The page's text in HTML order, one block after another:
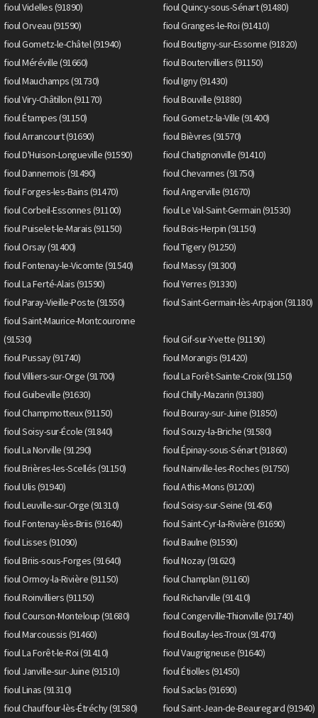
fioul Videlles (91890)
fioul Quincy-sous-Sénart (91480)
fioul Orveau (91590)
fioul Granges-le-Roi (91410)
fioul Gometz-le-Châtel (91940)
fioul Boutigny-sur-Essonne (91820)
fioul Méréville (91660)
fioul Boutervilliers (91150)
fioul Mauchamps (91730)
fioul Igny (91430)
fioul Viry-Châtillon (91170)
fioul Bouville (91880)
fioul Étampes (91150)
fioul Gometz-la-Ville (91400)
fioul Arrancourt (91690)
fioul Bièvres (91570)
fioul D'Huison-Longueville (91590)
fioul Chatignonville (91410)
fioul Dannemois (91490)
fioul Chevannes (91750)
fioul Forges-les-Bains (91470)
fioul Angerville (91670)
fioul Corbeil-Essonnes (91100)
fioul Le Val-Saint-Germain (91530)
fioul Puiselet-le-Marais (91150)
fioul Bois-Herpin (91150)
fioul Orsay (91400)
fioul Tigery (91250)
fioul Fontenay-le-Vicomte (91540)
fioul Massy (91300)
fioul La Ferté-Alais (91590)
fioul Yerres (91330)
fioul Paray-Vieille-Poste (91550)
fioul Saint-Germain-lès-Arpajon (91180)
fioul Saint-Maurice-Montcouronne
(91530)
fioul Gif-sur-Yvette (91190)
fioul Pussay (91740)
fioul Morangis (91420)
fioul Villiers-sur-Orge (91700)
fioul La Forêt-Sainte-Croix (91150)
fioul Guibeville (91630)
fioul Chilly-Mazarin (91380)
fioul Champmotteux (91150)
fioul Bouray-sur-Juine (91850)
fioul Soisy-sur-École (91840)
fioul Souzy-la-Briche (91580)
fioul La Norville (91290)
fioul Épinay-sous-Sénart (91860)
fioul Brières-les-Scellés (91150)
fioul Nainville-les-Roches (91750)
fioul Ulis (91940)
fioul Athis-Mons (91200)
fioul Leuville-sur-Orge (91310)
fioul Soisy-sur-Seine (91450)
fioul Fontenay-lès-Briis (91640)
fioul Saint-Cyr-la-Rivière (91690)
fioul Lisses (91090)
fioul Baulne (91590)
fioul Briis-sous-Forges (91640)
fioul Nozay (91620)
fioul Ormoy-la-Rivière (91150)
fioul Champlan (91160)
fioul Roinvilliers (91150)
fioul Richarville (91410)
fioul Courson-Monteloup (91680)
fioul Congerville-Thionville (91740)
fioul Marcoussis (91460)
fioul Boullay-les-Troux (91470)
fioul La Forêt-le-Roi (91410)
fioul Vaugrigneuse (91640)
fioul Janville-sur-Juine (91510)
fioul Étiolles (91450)
fioul Linas (91310)
fioul Saclas (91690)
fioul Chauffour-lès-Étréchy (91580)
fioul Saint-Jean-de-Beauregard (91940)